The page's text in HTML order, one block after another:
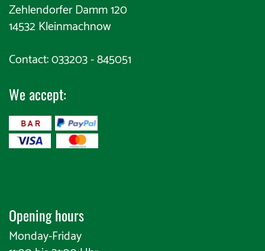
Zehlendorfer Damm 120
14532 Kleinmachnow
Contact: 033203 - 845051
We accept:
Opening hours
Monday-Friday